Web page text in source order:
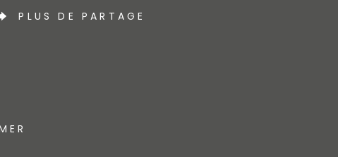
PLUS DE PARTAGE